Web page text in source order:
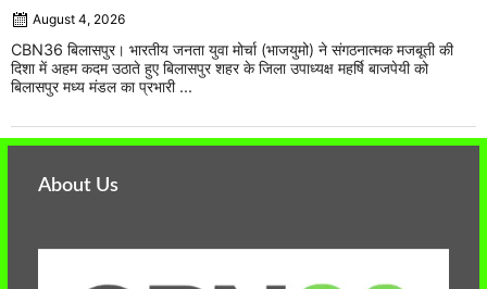
August 4, 2026
CBN36 बिलासपुर। भारतीय जनता युवा मोर्चा (भाजयुमो) ने संगठनात्मक मजबूती की
दिशा में अहम कदम उठाते हुए बिलासपुर शहर के जिला उपाध्यक्ष महर्षि बाजपेयी को
बिलासपुर मध्य मंडल का प्रभारी ...
About Us